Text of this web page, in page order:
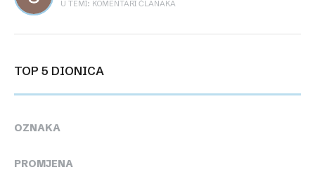
U TEMI: KOMENTARI ČLANAKA
TOP 5 DIONICA
OZNAKA
PROMJENA